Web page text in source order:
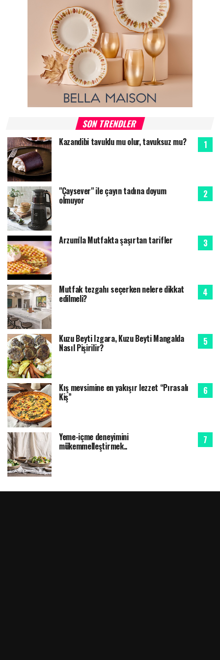
SON TRENDLER
Kazandibi tavuklu mu olur, tavuksuz mu?
"Çaysever" ile çayın tadına doyum
olmuyor
Arzum'la Mutfakta şaşırtan tarifler
Mutfak tezgahı seçerken nelere dikkat
edilmeli?
Kuzu Beyti Izgara, Kuzu Beyti Mangalda
Nasıl Pişirilir?
Kış mevsimine en yakışır lezzet “Pırasalı
Kiş”
Yeme-içme deneyimini
mükemmelleştirmek..